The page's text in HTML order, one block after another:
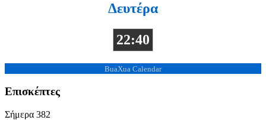
Δευτέρα
22:40
BuaXua Calendar
Επισκέπτες
Σήμερα 382